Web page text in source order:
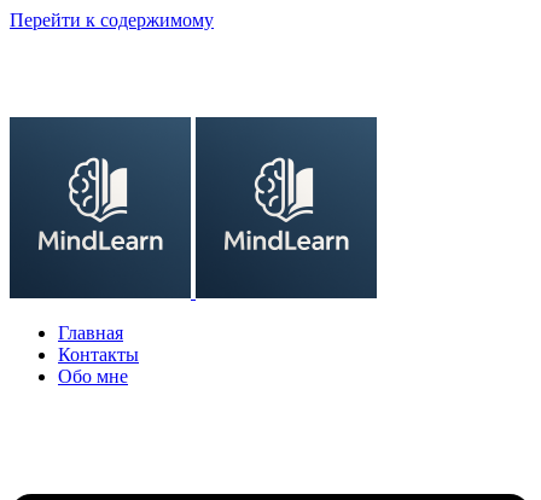
Перейти к содержимому
Главная
Контакты
Обо мне